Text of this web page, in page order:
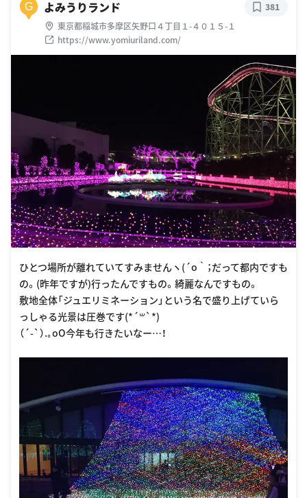
G よみうりランド
東京都稲城市多摩区矢野口４丁目１-４０１５-１
https://www.yomiuriland.com/
381
ひとつ場所が離れていてすみませんヽ(´o｀；だって都内ですも
の。(昨年ですが)行ったんですもの。綺麗なんですもの。
敷地全体「ジュエリミネーション」という名で盛り上げていら
っしゃる光景は圧巻です(*´꒳`*)
（´-`）.｡oO今年も行きたいなー…！